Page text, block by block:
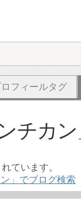
ロフィールタグ
チカン
ています。
」でブログ検索